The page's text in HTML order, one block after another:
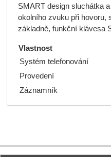
SMART design sluchátka
okolního zvuku při hovoru,
základně, funkční klávesa
Vlastnost
Systém telefonování
Provedení
Záznamník